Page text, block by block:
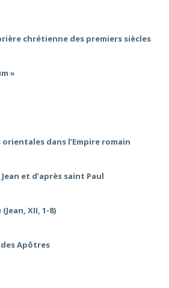
chrétienne des premiers siècles
»
dans l’Empire romain
et d’après saint Paul
XII, 1-8)
Apôtres